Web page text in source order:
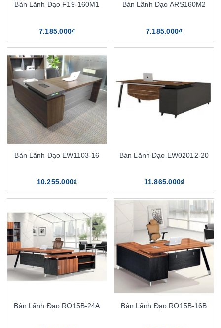
Bàn Lãnh Đạo F19-160M1
7.185.000₫
Bàn Lãnh Đạo ARS160M2
7.185.000₫
Bàn Lãnh Đạo EW1103-16
10.255.000₫
Bàn Lãnh Đạo EW02012-20
11.865.000₫
Bàn Lãnh Đạo RO15B-24A Bàn Lãnh Đạo RO15B-16B